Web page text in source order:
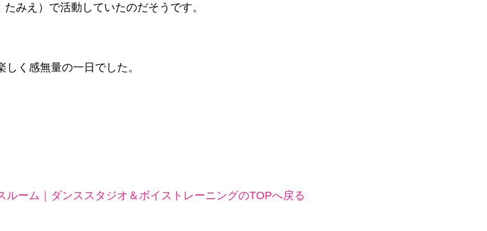
みえ）で活動していたのだそうです。
く感無量の一日でした。
ーム｜ダンススタジオ＆ボイストレーニングのTOPへ戻る